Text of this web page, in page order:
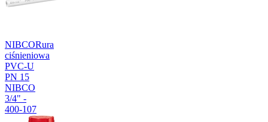
NIBCORura
ciśnieniowa
PVC-U
PN 15
NIBCO
3/4" -
400-107